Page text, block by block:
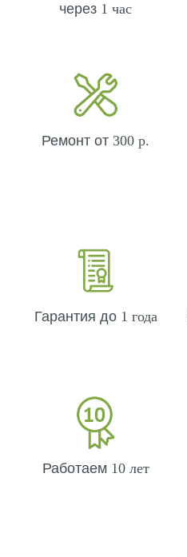
через 1 час
Ремонт от 300 р.
Гарантия до 1 года
Работаем 10 лет